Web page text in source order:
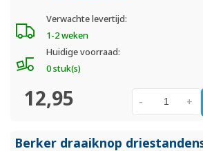
Verwachte levertijd:
1-2 weken
Huidige voorraad:
0 stuk(s)
12,95 +
-
Berker draaiknop